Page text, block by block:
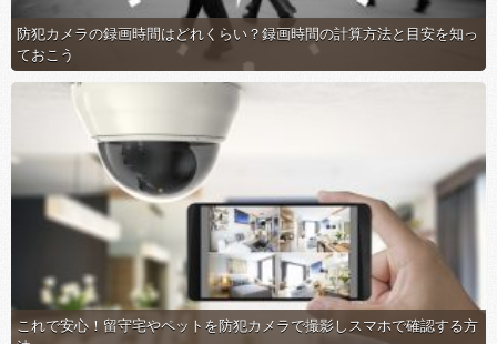
防犯カメラの録画時間はどれくらい？録画時間の計算方法と目安を知っ
ておこう
これで安心！留守宅やペットを防犯カメラで撮影しスマホで確認する方